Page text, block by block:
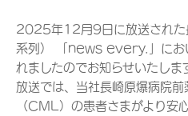
2025年12月9日に放送された
系列） 「news every.」にお
れましたのでお知らせいたしま
放送では、当社長崎原爆病院
（CML）の患者さまがより安